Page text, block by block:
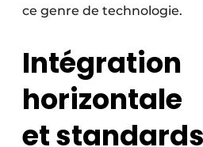
ce genre de technologie.
Intégration
horizontale
et